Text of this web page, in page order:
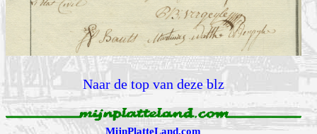
Naar de top van deze blz
MijnPlatteLand.com